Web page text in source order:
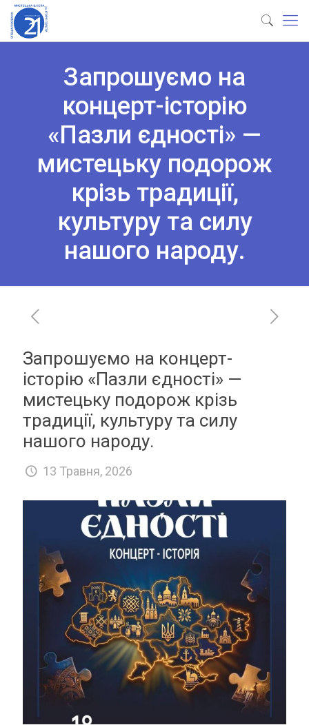
Запрошуємо на
концерт-історію
«Пазли єдності» —
мистецьку подорож
крізь традиції,
культуру та силу
нашого народу.
Запрошуємо на концерт-
історію «Пазли єдності» —
мистецьку подорож крізь
традиції, культуру та силу
нашого народу.
13 Травня, 2026